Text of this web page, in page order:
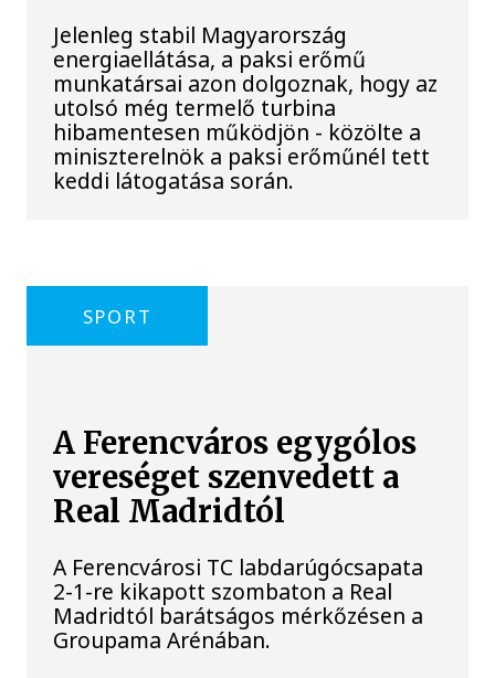
Jelenleg stabil Magyarország
energiaellátása, a paksi erőmű
munkatársai azon dolgoznak, hogy az
utolsó még termelő turbina
hibamentesen működjön - közölte a
miniszterelnök a paksi erőműnél tett
keddi látogatása során.
SPORT
A Ferencváros egygólos
vereséget szenvedett a
Real Madridtól
A Ferencvárosi TC labdarúgócsapata
2-1-re kikapott szombaton a Real
Madridtól barátságos mérkőzésen a
Groupama Arénában.